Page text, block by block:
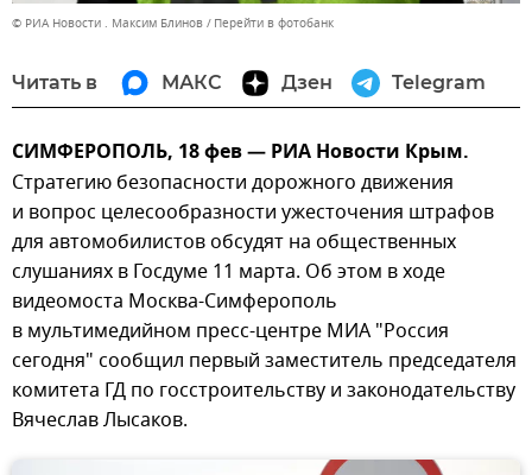
© РИА Новости . Максим Блинов Перейти в фотобанк
Читать в МАКС Дзен Telegram
СИМФЕРОПОЛЬ, 18 фев — РИА Новости Крым.
Стратегию безопасности дорожного движения
и вопрос целесообразности ужесточения штрафов
для автомобилистов обсудят на общественных
слушаниях в Госдуме 11 марта. Об этом в ходе
видеомоста Москва-Симферополь
в мультимедийном пресс-центре МИА "Россия
сегодня" сообщил первый заместитель председателя
комитета ГД по госстроительству и законодательству
Вячеслав Лысаков.